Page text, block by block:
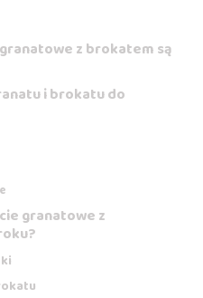
z brokatem są
i brokatu do
granatowe z